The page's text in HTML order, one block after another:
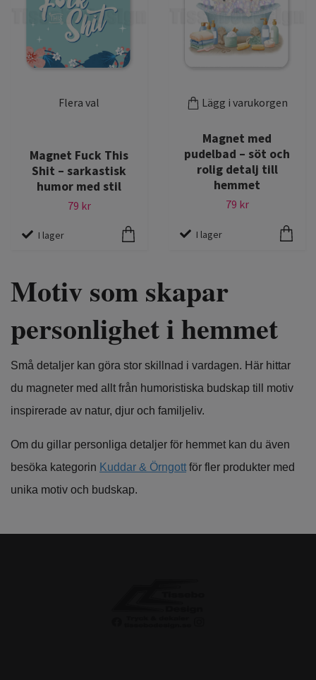
Flera val
Magnet Fuck This
Shit – sarkastisk
humor med stil
79 kr
I lager
Lägg i varukorgen
Magnet med
pudelbad – söt och
rolig detalj till
hemmet
79 kr
I lager
Motiv som skapar
personlighet i hemmet
Små detaljer kan göra stor skillnad i vardagen. Här hittar
du magneter med allt från humoristiska budskap till motiv
inspirerade av natur, djur och familjeliv.
Om du gillar personliga detaljer för hemmet kan du även
besöka kategorin Kuddar & Örngott för fler produkter med
unika motiv och budskap.